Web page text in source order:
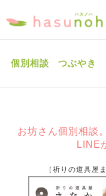
個別相談 つぶやき
お坊さん個別相談
LINE
［祈りの道具屋